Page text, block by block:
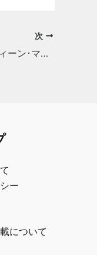
次
ひだかひとし(Vo)×木下一浩(Gt)×田中貴純(Ba)×ディーン･マークル(Ds) SATURDAY NIGHT LIVE ~ Jazz Funk で踊らNight
ー
について